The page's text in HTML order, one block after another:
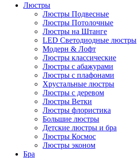
Люстры
Люстры Подвесные
Люстры Потолочные
Люстры на Штанге
LED Светодиодные люстры
Модерн & Лофт
Люстры классические
Люстры с абажурами
Люстры с плафонами
Хрустальные люстры
Люстры с деревом
Люстры Ветки
Люстры флористика
Большие люстры
Детские люстры и бра
Люстры Космос
Люстры эконом
Бра